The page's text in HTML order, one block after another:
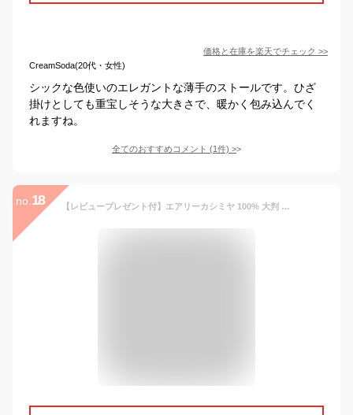
価格と在庫を楽天でチェック >>
CreamSoda(20代・女性)
シックな色使いのエレガントな薄手のストールです。ひざ
掛けとしても重宝しそうな大きさで、暖かく包み込んでく
れますね。
全てのおすすめコメント (1件) >
no. 18 【レビュープレゼント付】エアリーカシミヤ 100% 大判 薄手 無地 ストール100cm×200cm 全5色 【 軽量 手洗い可 秋冬 春夏 ストール レディース カシミア マフラー 誕生日 クリスマス プレゼント ギフト 大判ストール フォーマル 】